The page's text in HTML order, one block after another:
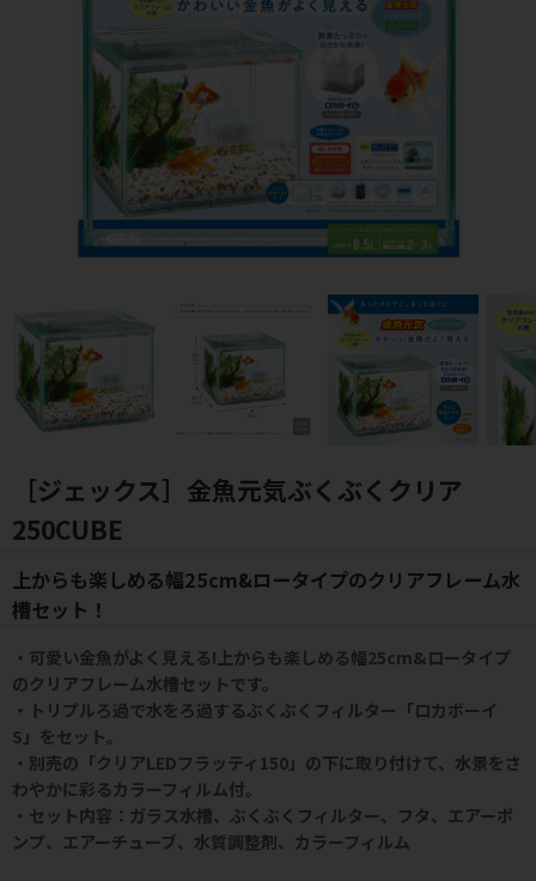
［ジェックス］金魚元気ぶくぶくクリア
250CUBE
上からも楽しめる幅25cm&ロータイプのクリアフレーム水
槽セット！
・可愛い金魚がよく見える!上からも楽しめる幅25cm&ロータイプ
のクリアフレーム水槽セットです。
・トリプルろ過で水をろ過するぶくぶくフィルター「ロカボーイ
S」をセット。
・別売の「クリアLEDフラッティ150」の下に取り付けて、水景をさ
わやかに彩るカラーフィルム付。
・セット内容：ガラス水槽、ぶくぶくフィルター、フタ、エアーポ
ンプ、エアーチューブ、水質調整剤、カラーフィルム